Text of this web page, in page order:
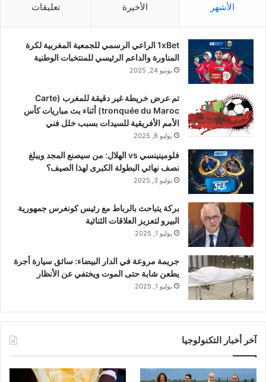
الأشهر الأخيرة تعليقات
1xBet الراعي الرسمي للجمعية المغربية لكرة
المناورة والداعم الرئيسي للمنتخبات الوطنية
يونيو 24, 2025
تم عرض خريطة غير دقيقة للمغرب (Carte
tronquée du Maroc) أثناء بث مباريات كأس
الأمم الأفريقية للسيدات بسبب خلل فني
يوليو 8, 2025
فلومينينسي vs الهلال: من سيصنع المجد ويبلغ
نصف نهائي البطولة الكبرى لهذا الصيف؟
يوليو 3, 2025
بركة يتباحث بالرباط مع رئيس كونغرس جمهورية
البيرو لتعزيز العلاقات الثنائية
يوليو 1, 2025
جريمة مروعة في الدار البيضاء: سائق سيارة أجرة
يطعن شابة حتى الموت ويختفي عن الأنظار
يوليو 1, 2025
آخر أخبار التكنولوجيا